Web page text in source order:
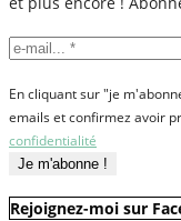
En cliquant sur "je
emails et confirmez avoir
confidentialité
Rejoignez-moi sur